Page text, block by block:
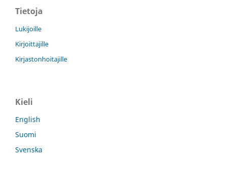
Tietoja
Lukijoille
Kirjoittajille
Kirjastonhoitajille
Kieli
English
Suomi
Svenska